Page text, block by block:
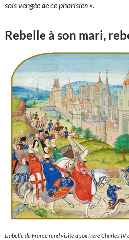
sois vengée de ce pharisien ».
Rebelle à son mari,
Isabelle de France rend visite à son frère Charles IV